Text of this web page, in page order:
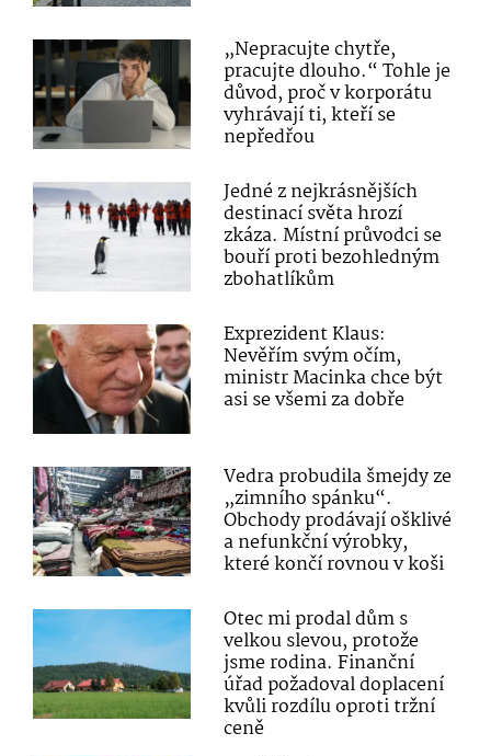
„Nepracujte chytře,
pracujte dlouho.“ Tohle je
důvod, proč v korporátu
vyhrávají ti, kteří se
nepředřou
Jedné z nejkrásnějších
destinací světa hrozí
zkáza. Místní průvodci se
bouří proti bezohledným
zbohatlíkům
Exprezident Klaus:
Nevěřím svým očím,
ministr Macinka chce být
asi se všemi za dobře
Vedra probudila šmejdy ze
„zimního spánku“.
Obchody prodávají ošklivé
a nefunkční výrobky,
které končí rovnou v koši
Otec mi prodal dům s
velkou slevou, protože
jsme rodina. Finanční
úřad požadoval doplacení
kvůli rozdílu oproti tržní
ceně